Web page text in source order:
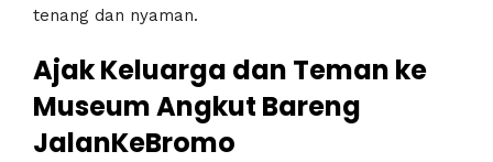
tenang dan nyaman.
Ajak Keluarga dan Teman ke
Museum Angkut Bareng
JalanKeBromo